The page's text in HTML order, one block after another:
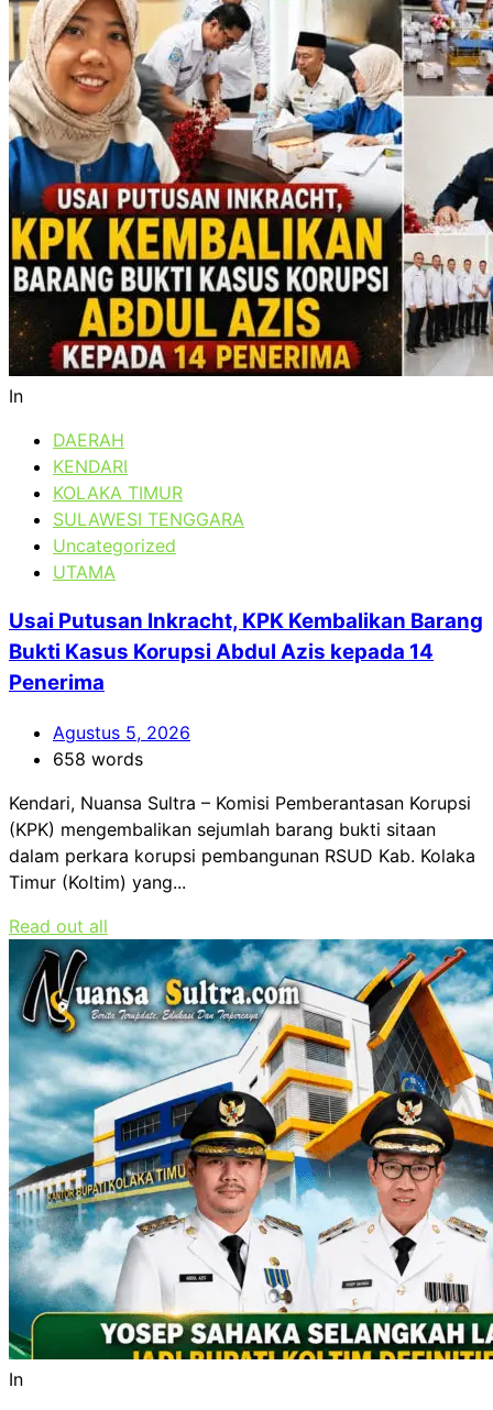
In
DAERAH
KENDARI
KOLAKA TIMUR
SULAWESI TENGGARA
Uncategorized
UTAMA
Usai Putusan Inkracht, KPK Kembalikan Barang
Bukti Kasus Korupsi Abdul Azis kepada 14
Penerima
Agustus 5, 2026
658 words
Kendari, Nuansa Sultra – Komisi Pemberantasan Korupsi
(KPK) mengembalikan sejumlah barang bukti sitaan
dalam perkara korupsi pembangunan RSUD Kab. Kolaka
Timur (Koltim) yang...
Read out all
In